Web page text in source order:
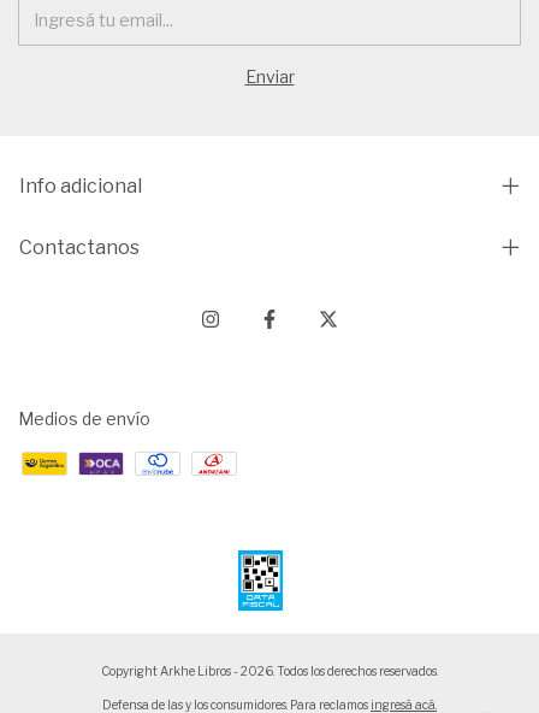
Info adicional
Contactanos
Medios de envío
Copyright Arkhe Libros - 2026. Todos los derechos reservados.
Defensa de las y los consumidores. Para reclamos ingresá acá.